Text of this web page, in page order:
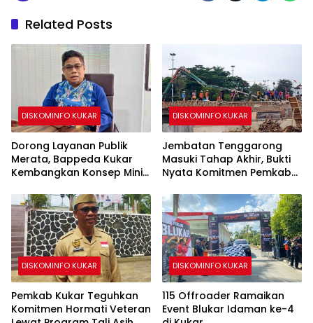
Related Posts
DISKOMINFO KUKAR
Dorong Layanan Publik
Merata, Bappeda Kukar
Kembangkan Konsep Mini
DISKOMINFO KUKAR
Jembatan Tenggarong
Masuki Tahap Akhir, Bukti
Nyata Komitmen Pemkab
Terpadu
DISKOMINFO KUKAR
Pemkab Kukar Teguhkan
Komitmen Hormati Veteran
DISKOMINFO KUKAR
115 Offroader Ramaikan
Event Blukar Idaman ke-4